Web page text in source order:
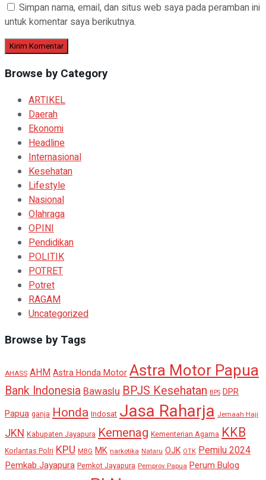
Simpan nama, email, dan situs web saya pada peramban ini
untuk komentar saya berikutnya.
Browse by Category
ARTIKEL
Daerah
Ekonomi
Headline
Internasional
Kesehatan
Lifestyle
Nasional
Olahraga
OPINI
Pendidikan
POLITIK
POTRET
Potret
RAGAM
Uncategorized
Browse by Tags
AHASS AHMAstra Honda MotorAstra Motor Papua
Bank IndonesiaBawasluBPJS Kesehatan BPS DPR
Papua ganja Honda Indosat Jasa Raharja Jemaah Haji
JKN Kabupaten Jayapura Kemenag Kementerian Agama KKB
Korlantas Polri KPU MBG MK narkotika Nataru OJK OTK Pemilu 2024
Pemkab Jayapura Pemkot Jayapura Pemprov Papua Perum Bulog